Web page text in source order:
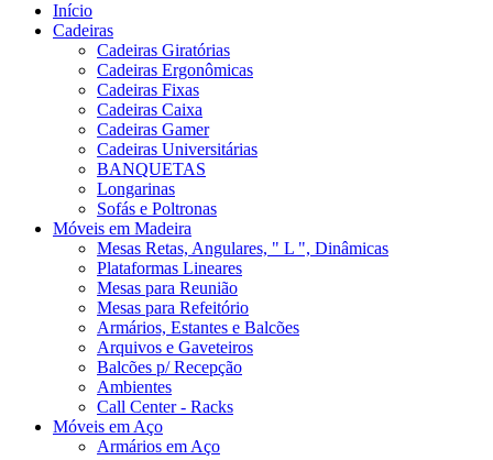
Início
Cadeiras
Cadeiras Giratórias
Cadeiras Ergonômicas
Cadeiras Fixas
Cadeiras Caixa
Cadeiras Gamer
Cadeiras Universitárias
BANQUETAS
Longarinas
Sofás e Poltronas
Móveis em Madeira
Mesas Retas, Angulares, " L ", Dinâmicas
Plataformas Lineares
Mesas para Reunião
Mesas para Refeitório
Armários, Estantes e Balcões
Arquivos e Gaveteiros
Balcões p/ Recepção
Ambientes
Call Center - Racks
Móveis em Aço
Armários em Aço